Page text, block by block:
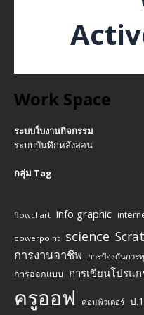
Work Space
ระบบใบงานกิจกรรม
ระบบบันทึกหลังสอน
กลุ่ม Tag
flowchart info graphic
powerpoint science
การงานอาชีพ
การป้องกันการ
การออกแบบ การเขียนโปรแ
ครูออฟ คอมพิวเตอร์ ป.1